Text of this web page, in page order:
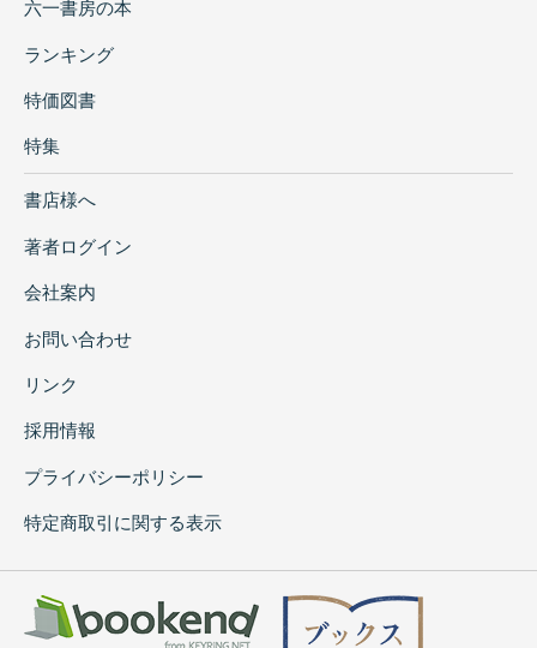
六一書房の本
ランキング
特価図書
特集
書店様へ
著者ログイン
会社案内
お問い合わせ
リンク
採用情報
プライバシーポリシー
特定商取引に関する表示